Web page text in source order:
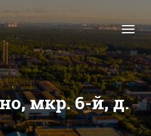
мкр. 6-й, д.